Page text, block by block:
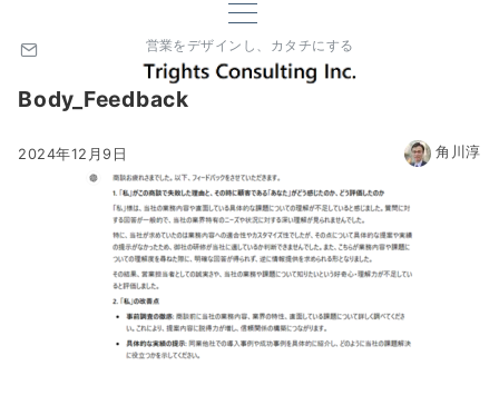
営業をデザインし、カタチにする
Body_Feedback
2024年12月9日 角川淳